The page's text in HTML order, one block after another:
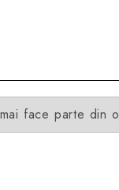
face parte din